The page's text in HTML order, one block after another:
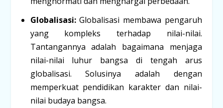
Globalisasi:Globalisasi membawa pengaruh
yang kompleks terhadap nilai-nilai.
Tantangannya adalah bagaimana menjaga
nilai-nilai luhur bangsa di tengah arus
globalisasi. Solusinya adalah dengan
memperkuat pendidikan karakter dan nilai-
nilai budaya bangsa.